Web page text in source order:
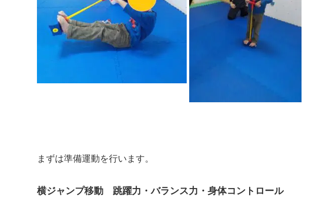
まずは準備運動を行います。
横ジャンプ移動 跳躍力・バランス力・身体コントロール